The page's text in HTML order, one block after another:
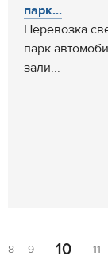
парк...
Перевозка
парк
зали...
8 9 10 11